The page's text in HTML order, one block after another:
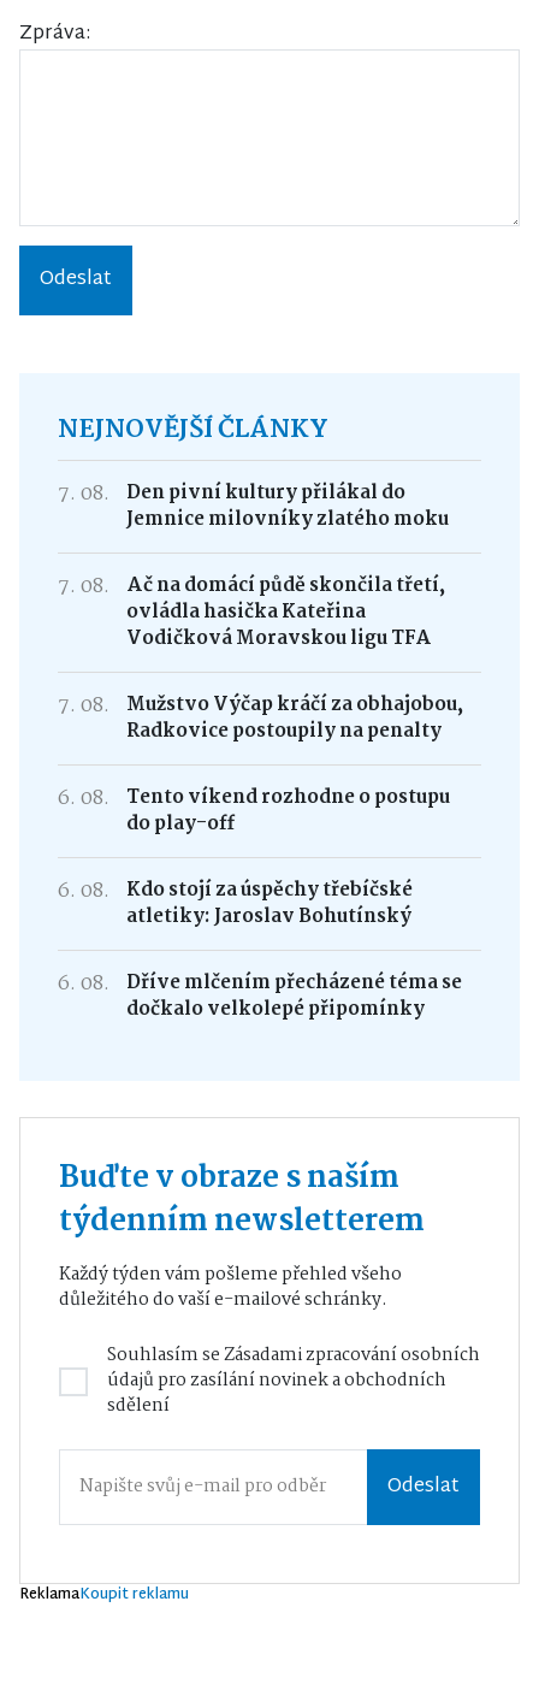
Zpráva:
Odeslat
NEJNOVĚJŠÍ ČLÁNKY
7. 08.
Den pivní kultury přilákal do
Jemnice milovníky zlatého moku
7. 08.
Ač na domácí půdě skončila třetí,
ovládla hasička Kateřina
Vodičková Moravskou ligu TFA
7. 08.
Mužstvo Výčap kráčí za obhajobou,
Radkovice postoupily na penalty
6. 08.
Tento víkend rozhodne o postupu
do play-off
6. 08.
Kdo stojí za úspěchy třebíčské
atletiky: Jaroslav Bohutínský
6. 08.
Dříve mlčením přecházené téma se
dočkalo velkolepé připomínky
Buďte v obraze s naším
týdenním newsletterem
Každý týden vám pošleme přehled všeho
důležitého do vaší e-mailové schránky.
Souhlasím seZásadami zpracování osobních
údajůpro zasílání novinek a obchodních
sdělení
Odeslat
ReklamaKoupit reklamu